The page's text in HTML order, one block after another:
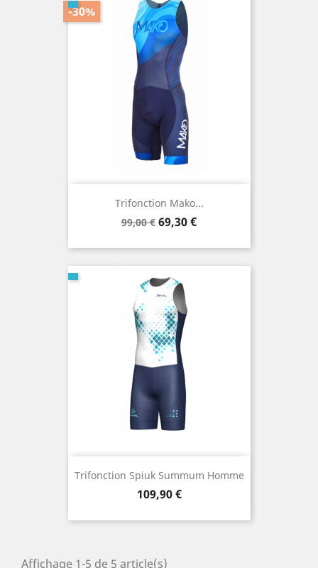
Trifonction Mako...
Prix
base
99,00 €
-30%
Prix
69,30 €
Trifonction Spiuk Summum Homme
Prix
109,90 €
Affichage 1-5 de 5 article(s)